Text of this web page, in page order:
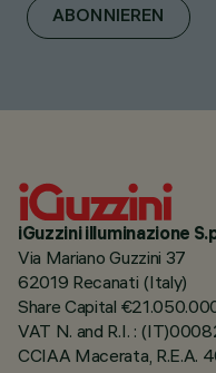
ABONNIEREN
iGuzzini illuminazione
Via Mariano Guzzini 37
62019 Recanati (Italy)
Share Capital
VAT N. and R.I. :
CCIAA Macerata, R.E.A.